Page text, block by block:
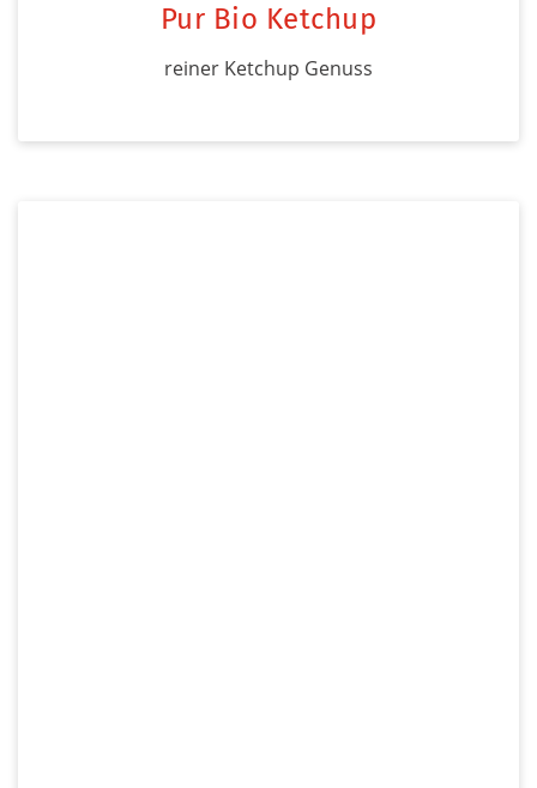
Pur Bio Ketchup
reiner Ketchup Genuss